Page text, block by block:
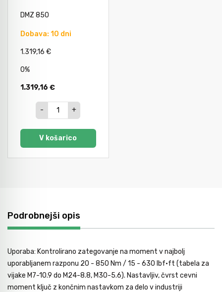
DMZ 850
Dobava: 10 dni
1.319,16 €
0%
1.319,16 €
- +
V košarico
Podrobnejši opis
Uporaba: Kontrolirano zategovanje na moment v najbolj
uporabljanem razponu 20 - 850 Nm / 15 - 630 lbf·ft (tabela za
vijake M7-10.9 do M24-8.8, M30-5.6). Nastavljiv, čvrst cevni
moment ključ z končnim nastavkom za delo v industriji